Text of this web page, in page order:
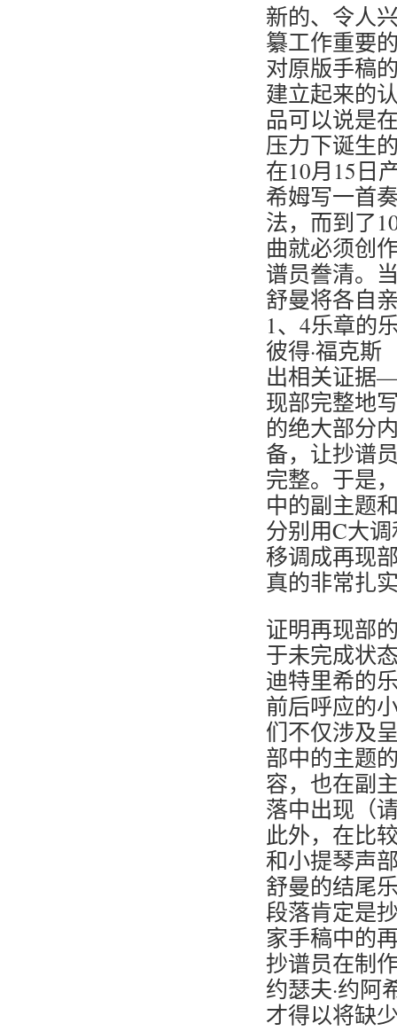
新的、令人
纂工作重要
对原版手稿
建立起来的
品可以说是
压力下诞生
在10月15日
希姆写一首
法，而到了
曲就必须创
谱员誊清。
舒曼将各自
1、4乐章的
彼得·福克
出相关证据
现部完整地
的绝大部分
备，让抄谱
完整。于是
中的副主题
分别用C大
移调成再现
真的非常扎
证明再现部
于未完成状
迪特里希的
前后呼应的
们不仅涉及
部中的主题
容，也在副
落中出现（
此外，在比
和小提琴声
舒曼的结尾
段落肯定是
家手稿中的
抄谱员在制
约瑟夫·约阿
才得以将缺